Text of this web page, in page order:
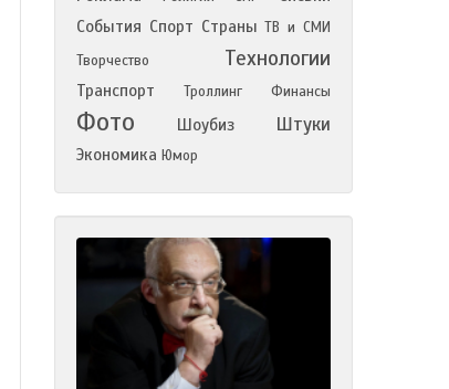
События Спорт Страны ТВ и СМИ
Творчество
Технологии
Транспорт Троллинг Финансы
Фото Шоубиз Штуки
Экономика Юмор